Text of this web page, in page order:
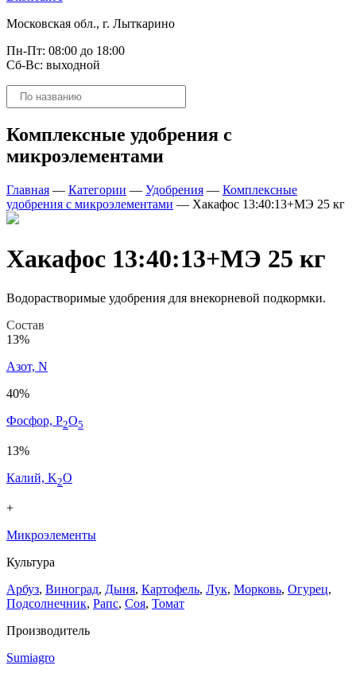
Московская обл., г. Лыткарино
Пн-Пт: 08:00 до 18:00
Сб-Вс: выходной
Поиск
товаров
Комплексные удобрения с
микроэлементами
Главная — Категории — Удобрения — Комплексные
удобрения с микроэлементами — Хакафос 13:40:13+МЭ 25 кг
Хакафос 13:40:13+МЭ 25 кг
Водорастворимые удобрения для внекорневой подкормки.
Состав
13%
Азот, N
40%
Фосфор, P2O5
13%
Калий, K2O
+
Микроэлементы
Культура
Арбуз, Виноград, Дыня, Картофель, Лук, Морковь, Огурец,
Подсолнечник, Рапс, Соя, Томат
Производитель
Sumiagro